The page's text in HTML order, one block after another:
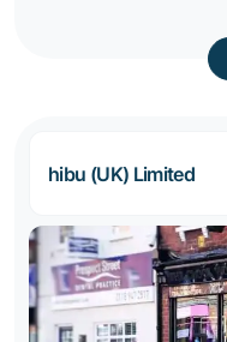
hibu (UK) Limited